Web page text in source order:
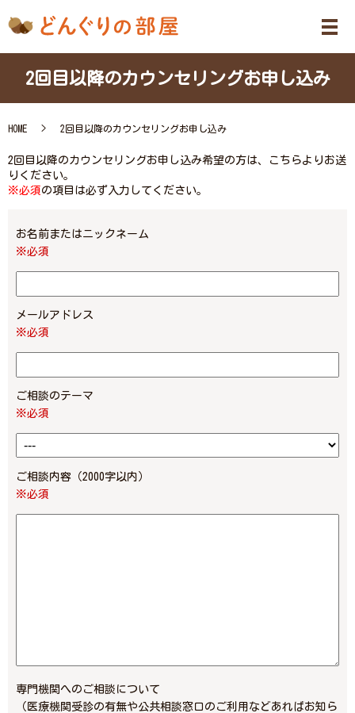
メ
2回目以降のカウンセリングお申し込み
HOME 2回目以降のカウンセリングお申し込み
2回目以降のカウンセリングお申し込み希望の方は、こちらよりお送
りください。
※必須の項目は必ず入力してください。
お名前またはニックネーム
※必須
メールアドレス
※必須
ご相談のテーマ
※必須
ご相談内容（2000字以内）
※必須
専門機関へのご相談について
（医療機関受診の有無や公共相談窓口のご利用などあればお知ら